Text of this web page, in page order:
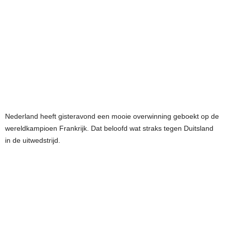
Nederland heeft gisteravond een mooie overwinning geboekt op de
wereldkampioen Frankrijk. Dat beloofd wat straks tegen Duitsland
in de uitwedstrijd.